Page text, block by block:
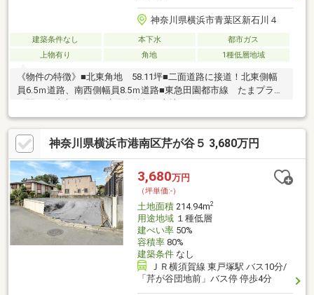
神奈川県横浜市青葉区新石川４
建築条件なし 本下水
都市ガス
上物有り
角地 1種低層地域
《物件の特徴》■北東角地 58.11坪■二面道路に接道！北東側幅
員6.5ｍ道路、南西側幅員8.5ｍ道路■東急田園都市線 たまプラー
ーで建築可能■建物解体後、更地引渡のため解体費用が不要で即
建築可能■水道、下水、ガス、ライフライン引き込み済み■カース
ペース並列２台の建築プランが可能■陽当たり良好【担当者コメ
ント】東急田園都市線たまプラーザ駅から徒歩13分に面した通り
沿いの土地です。駅前にはスーパー、ドラッグストア、病院等が
あります。住環境のよいところですので、ぜひ一度、御覧下さ
い。
神奈川県横浜市港南区芹が谷５ 3,680万円
3,680万円
（坪単価:-）
土地面積214.94m2
用途地域１種低層
建ぺい率50%
容積率80%
建築条件なし
ＪＲ横須賀線 東戸塚駅 バス10分/
「芹が谷団地前」バス停 停歩4分